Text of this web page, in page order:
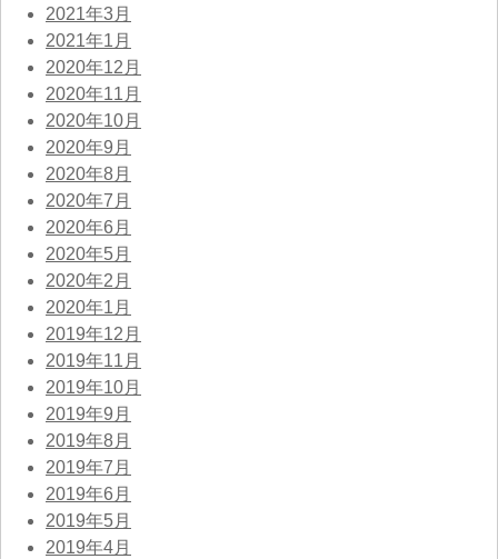
2021年3月
2021年1月
2020年12月
2020年11月
2020年10月
2020年9月
2020年8月
2020年7月
2020年6月
2020年5月
2020年2月
2020年1月
2019年12月
2019年11月
2019年10月
2019年9月
2019年8月
2019年7月
2019年6月
2019年5月
2019年4月